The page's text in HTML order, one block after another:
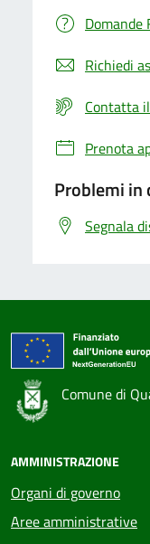
Domande
Richiedi
Contatta
Prenota
Problemi in
Segnala
Comune di
AMMINISTRAZIONE
Organi di governo
Aree amministrative